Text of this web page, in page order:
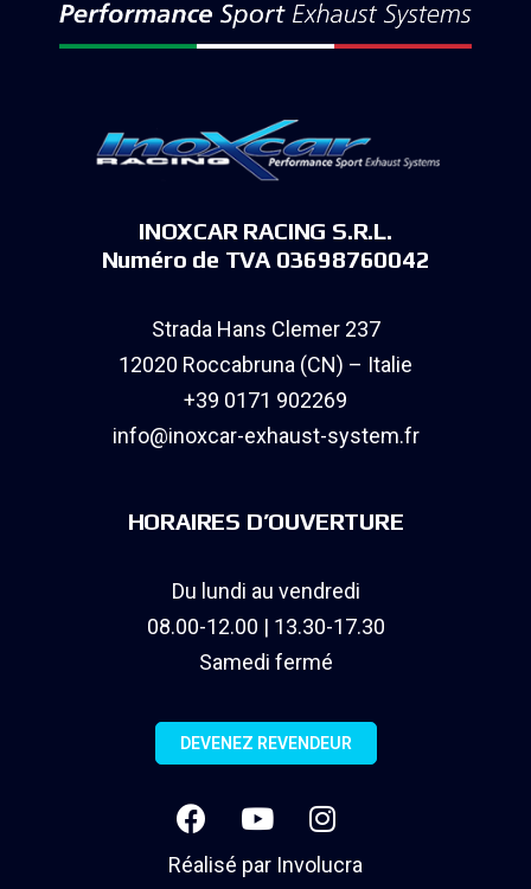
INOXCAR RACING S.R.L.
Numéro de TVA 03698760042
Strada Hans Clemer 237
12020 Roccabruna (CN) – Italie
+39 0171 902269
info@inoxcar-exhaust-system.fr
HORAIRES D’OUVERTURE
Du lundi au vendredi
08.00-12.00 | 13.30-17.30
Samedi fermé
DEVENEZ REVENDEUR
Réalisé par Involucra